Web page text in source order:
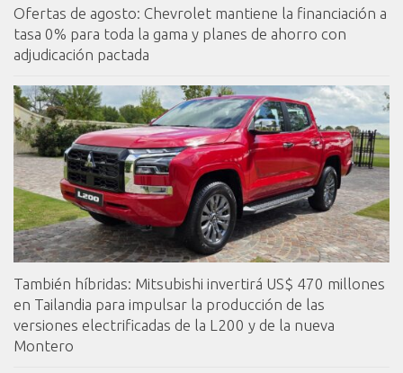
Ofertas de agosto: Chevrolet mantiene la financiación a
tasa 0% para toda la gama y planes de ahorro con
adjudicación pactada
También híbridas: Mitsubishi invertirá US$ 470 millones
en Tailandia para impulsar la producción de las
versiones electrificadas de la L200 y de la nueva
Montero